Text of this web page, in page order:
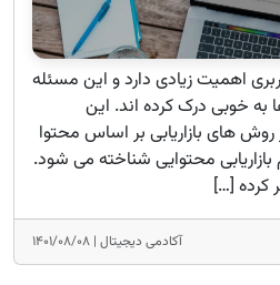
اهمیت زیادی دارد و این مسئله
خوبی درک کرده اند. این
های بازاریابی بر اساس محتوا
محتوایی شناخته می شود.
کرده […]
آکادمی دیجیتال | ۱۴۰۱/۰۸/۰۸